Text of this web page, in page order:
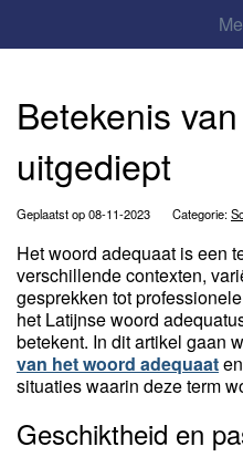
Betekenis
uitgediept
Geplaatst op 08-11-2023 Categorie:
Het woord adequaat is een
verschillende contexten,
gesprekken tot
het Latijnse woord
betekent. In dit artikel gaan
van het woord adequaat
situaties waarin deze term
Geschiktheid en